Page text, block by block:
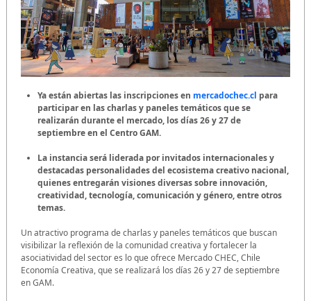
Ya están abiertas las inscripciones en mercadochec.cl para
participar en las charlas y paneles temáticos que se
realizarán durante el mercado, los días 26 y 27 de
septiembre en el Centro GAM.
La instancia será liderada por invitados internacionales y
destacadas personalidades del ecosistema creativo nacional,
quienes entregarán visiones diversas sobre innovación,
creatividad, tecnología, comunicación y género, entre otros
temas.
Un atractivo programa de charlas y paneles temáticos que buscan
visibilizar la reflexión de la comunidad creativa y fortalecer la
asociatividad del sector es lo que ofrece Mercado CHEC, Chile
Economía Creativa, que se realizará los días 26 y 27 de septiembre
en GAM.